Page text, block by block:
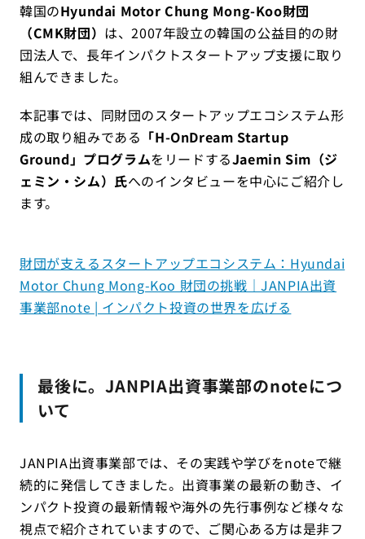
韓国のHyundai Motor Chung Mong-Koo財団
（CMK財団） は、2007年設立の韓国の公益目的の財
団法人で、長年インパクトスタートアップ支援に取り
組んできました。
本記事では、同財団のスタートアップエコシステム形
成の取り組みである 「H-OnDream Startup
Ground」プログラムをリードするJaemin Sim（ジ
ェミン・シム）氏へのインタビューを中心にご紹介し
ます。
財団が支えるスタートアップエコシステム：Hyundai
Motor Chung Mong-Koo 財団の挑戦｜JANPIA出資
事業部note | インパクト投資の世界を広げる
最後に。JANPIA出資事業部のnoteにつ
いて
JANPIA出資事業部では、その実践や学びをnoteで継
続的に発信してきました。出資事業の最新の動き、イ
ンパクト投資の最新情報や海外の先行事例など様々な
視点で紹介されていますので、ご関心ある方は是非フ